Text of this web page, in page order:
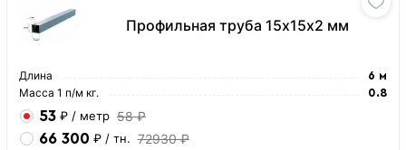
Профильная труба 15х15х2 мм
Длина 6 м
Масса 1 п/м кг. 0.8
53 ₽ / метр 58 ₽
66 300 ₽ / тн. 72930 ₽